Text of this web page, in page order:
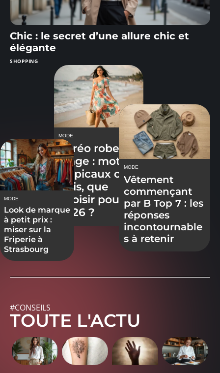
Chic : le secret d’une allure chic et
élégante
SHOPPING
MODE
Paréo robe
plage : motifs
tropicaux ou
unis, que
choisir pour
2026 ?
MODE
Vêtement
commençant
par B Top 7 : les
réponses
incontournable
s à retenir
MODE
Look de marque
à petit prix :
miser sur la
Friperie à
Strasbourg
#CONSEILS
TOUTE L'ACTU